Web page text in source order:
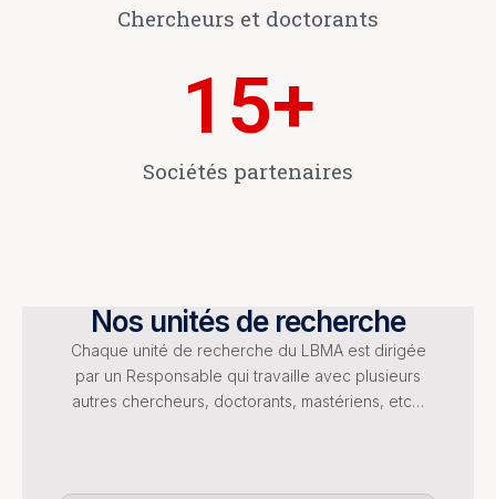
Chercheurs et doctorants
15+
Sociétés partenaires
Nos unités de recherche
Chaque unité de recherche du LBMA est dirigée
par un Responsable qui travaille avec plusieurs
autres chercheurs, doctorants, mastériens, etc…